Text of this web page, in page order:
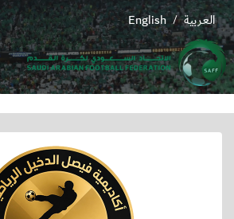
English / العربية